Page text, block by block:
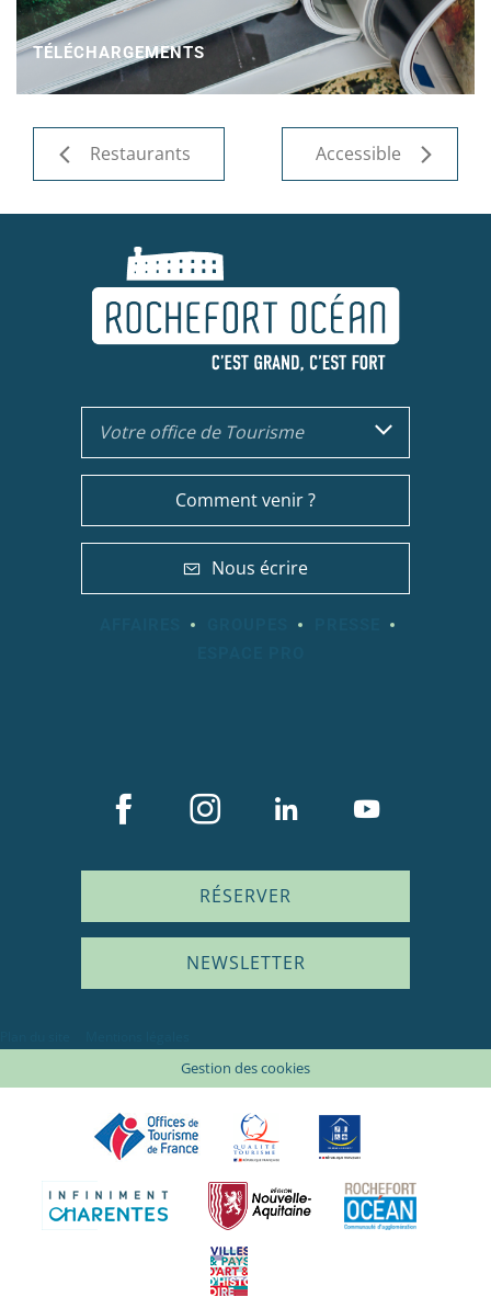
TÉLÉCHARGEMENTS
Restaurants Accessible
Votre office de Tourisme
Comment venir ?
Nous écrire
RÉSERVER
NEWSLETTER
Gestion des cookies